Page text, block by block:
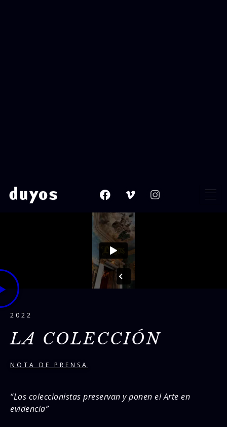
2022
LA COLECCIÓN
NOTA DE PRENSA
“Los coleccionistas preservan y ponen el Arte en
evidencia”